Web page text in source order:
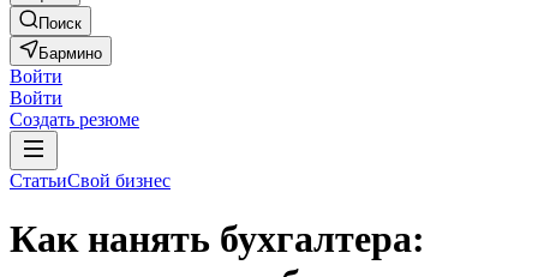
Поиск
Бармино
Войти
Войти
Создать резюме
СтатьиСвой бизнес
Как нанять бухгалтера: